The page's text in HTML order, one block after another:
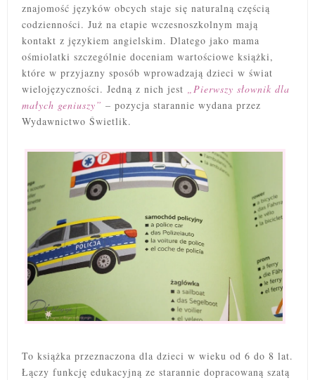
znajomość języków obcych staje się naturalną częścią
codzienności. Już na etapie wczesnoszkolnym mają
kontakt z językiem angielskim. Dlatego jako mama
ośmiolatki szczególnie doceniam wartościowe książki,
które w przyjazny sposób wprowadzają dzieci w świat
wielojęzyczności. Jedną z nich jest „Pierwszy słownik dla
małych geniuszy” – pozycja starannie wydana przez
Wydawnictwo Świetlik.
To książka przeznaczona dla dzieci w wieku od 6 do 8 lat.
Łączy funkcję edukacyjną ze starannie dopracowaną szatą